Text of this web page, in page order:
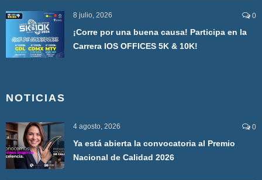
8 julio, 2026 0
¡Corre por una buena causa! Participa en la
Carrera IOS OFFICES 5K & 10K!
NOTICIAS
4 agosto, 2026 0
Ya está abierta la convocatoria al Premio
Nacional de Calidad 2026